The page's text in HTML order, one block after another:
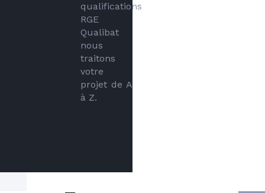
qualifications
RGE
Qualibat
nous
traitons
votre
projet de A
à Z.